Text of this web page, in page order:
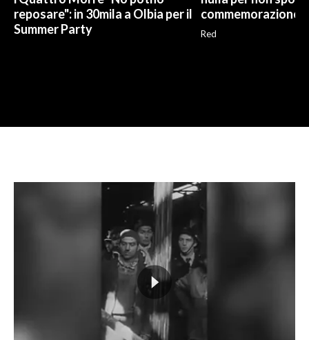
reposare": in 30mila a Olbia per il
Summer Party
commemorazione
Red